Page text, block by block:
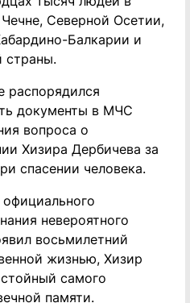
Северной Осетии,
Балкарии и
страны.
распорядился
документы в МЧС
вопроса о
Хизира Дербичева за
спасении человека.
невероятного
восьмилетний
жизнью, Хизир
самого
памяти.